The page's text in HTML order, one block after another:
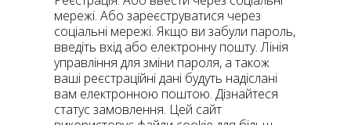
мережі. Або зареєструватися через
соціальні мережі. Якщо ви забули пароль,
введіть вхід або електронну пошту. Лінія
управління для зміни пароля, а також
ваші реєстраційні дані будуть надіслані
вам електронною поштою. Дізнайтеся
статус замовлення. Цей сайт